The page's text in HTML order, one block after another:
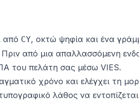
από CY, οκτώ ψηφία και ένα
από μια απαλλασσόμενη
του πελάτη σας μέσω VIES.
χρόνο και ελέγχει τη
λάθος να